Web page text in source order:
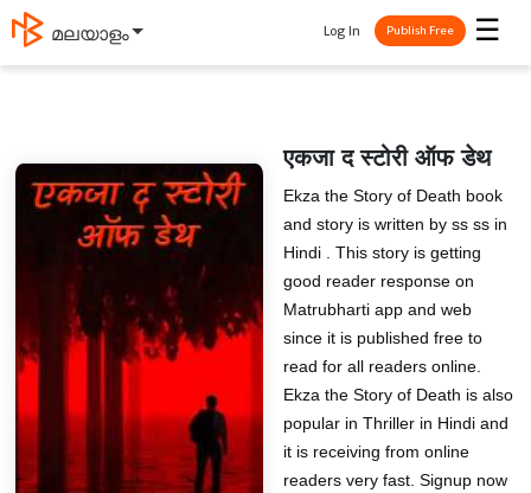
മലയാളം ☰
Log In Publish Free
एकजा द स्टोरी ऑफ डेथ
Ekza the Story of Death book
and story is written by ss ss in
Hindi . This story is getting
good reader response on
Matrubharti app and web
since it is published free to
read for all readers online.
Ekza the Story of Death is also
popular in Thriller in Hindi and
it is receiving from online
readers very fast. Signup now